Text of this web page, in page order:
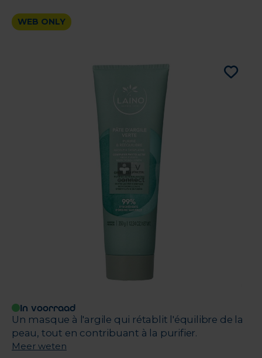
WEB ONLY
In voorraad
Un masque à l'argile qui rétablit l'équilibre de la
peau, tout en contribuant à la purifier.
Meer weten